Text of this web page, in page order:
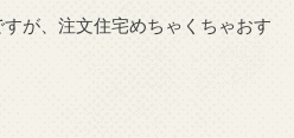
が、注文住宅めちゃくちゃおす